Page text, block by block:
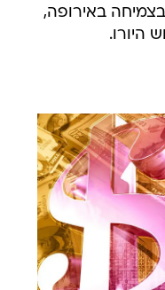
באירופה,